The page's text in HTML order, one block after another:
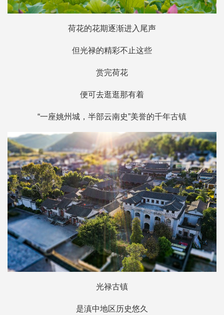
荷花的花期逐渐进入尾声
但光禄的精彩不止这些
赏完荷花
便可去逛逛那有着
“一座姚州城，半部云南史”美誉的千年古镇
光禄古镇
是滇中地区历史悠久